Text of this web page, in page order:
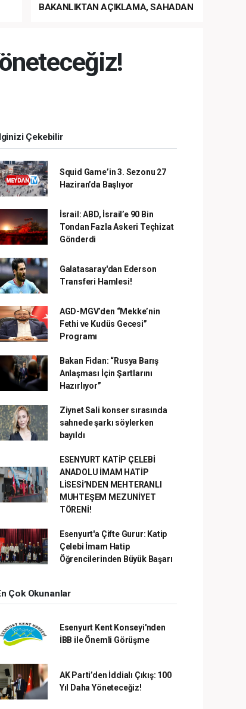
BAKANLIKTAN AÇIKLAMA, SAHADAN
Çekebilir
Squid Game’in 3. Sezonu 27
Haziran’da Başlıyor
İsrail: ABD, İsrail’e 90 Bin
Tondan Fazla Askeri Teçhizat
Gönderdi
Galatasaray'dan Ederson
Transferi Hamlesi!
AGD-MGV’den “Mekke’nin
Fethi ve Kudüs Gecesi”
Programı
Bakan Fidan: “Rusya Barış
Anlaşması İçin Şartlarını
Hazırlıyor”
Ziynet Sali konser sırasında
sahnede şarkı söylerken
bayıldı
ESENYURT KATİP ÇELEBİ
ANADOLU İMAM HATİP
LİSESİ’NDEN MEHTERANLI
MUHTEŞEM MEZUNİYET
TÖRENİ!
Esenyurt'a Çifte Gurur: Katip
Çelebi İmam Hatip
Öğrencilerinden Büyük Başarı
Çok Okunanlar
Esenyurt Kent Konseyi'nden
İBB ile Önemli Görüşme
AK Parti’den İddialı Çıkış: 100
Yıl Daha Yöneteceğiz!